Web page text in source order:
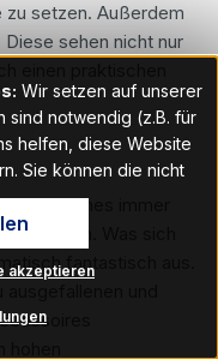
setzen. Außerdem
sehen nicht nur
auf eines immer
gefallen. Was sich
fantastisch aus.
Wir setzen auf unserer
sind notwendig (z.B. für
helfen, diese Website
Sie können die nicht
akzeptieren oder per
ablehnen. Den
Sie im Fußbereich
Dort können Sie
Webseite erhobenen
akzeptieren